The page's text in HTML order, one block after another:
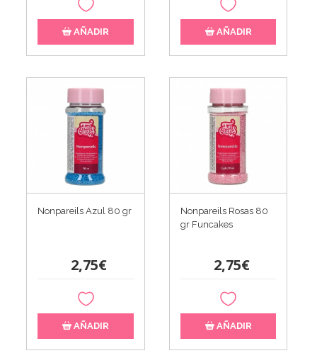
AÑADIR AÑADIR
Nonpareils Azul 80 gr
2,75€
AÑADIR
Nonpareils Rosas 80
gr Funcakes
2,75€
AÑADIR